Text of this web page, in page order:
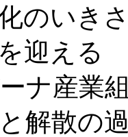
のいき
迎える
ナ産業
解散の